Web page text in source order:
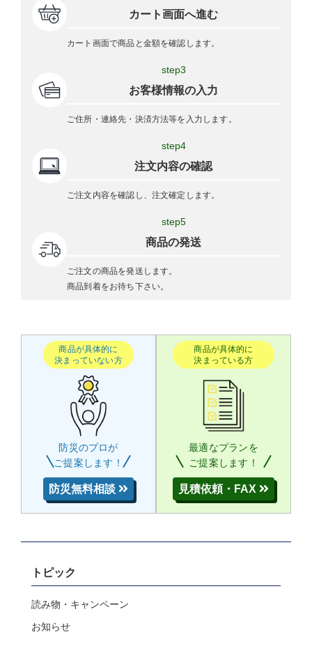
カート画面へ進む
カート画面で商品と金額を確認します。
step3
お客様情報の入力
ご住所・連絡先・決済方法等を入力します。
step4
注文内容の確認
ご注文内容を確認し、注文確定します。
step5
商品の発送
ご注文の商品を発送します。
商品到着をお待ち下さい。
商品が具体的に
決まっていない方
防災のプロが
ご提案します！
防災無料相談
商品が具体的に
決まっている方
最適なプランを
ご提案します！
見積依頼・FAX
トピック
読み物・キャンペーン
お知らせ